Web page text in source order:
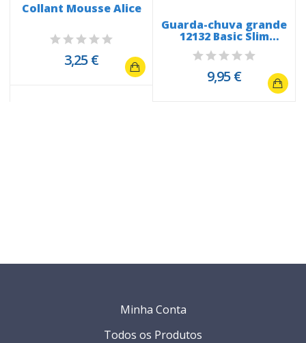
Collant Mousse Alice
3,25 €
Guarda-chuva grande
12132 Basic Slim
cabo...
9,95 €
Minha Conta
Todos os Produtos